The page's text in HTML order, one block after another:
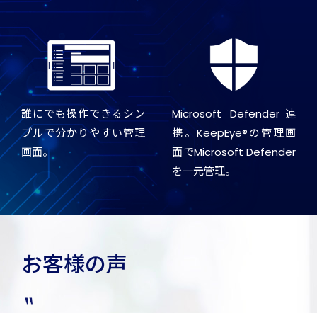
誰にでも操作できるシン
プルで分かりやすい管理
画面。
Microsoft Defender連
携。KeepEye®の管理画
面でMicrosoft Defender
を一元管理。
お客様の声